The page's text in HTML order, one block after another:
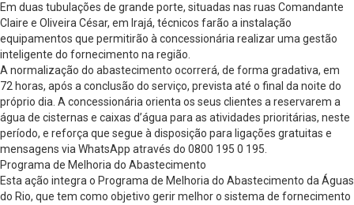
Em duas tubulações de grande porte, situadas nas ruas Comandante
Claire e Oliveira César, em Irajá, técnicos farão a instalação
equipamentos que permitirão à concessionária realizar uma gestão
inteligente do fornecimento na região.
A normalização do abastecimento ocorrerá, de forma gradativa, em
72 horas, após a conclusão do serviço, prevista até o final da noite do
próprio dia. A concessionária orienta os seus clientes a reservarem a
água de cisternas e caixas d’água para as atividades prioritárias, neste
período, e reforça que segue à disposição para ligações gratuitas e
mensagens via WhatsApp através do 0800 195 0 195.
Programa de Melhoria do Abastecimento
Esta ação integra o Programa de Melhoria do Abastecimento da Águas
do Rio, que tem como objetivo gerir melhor o sistema de fornecimento